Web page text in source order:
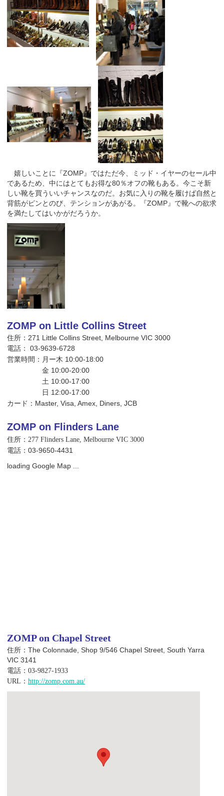
嬉しいことに『ZOMP』ではただ今、ミッド・イヤーのセール中
であるため、中にはとてもお得な80％オフの靴もある。今こそ新
しい靴を買ういいチャンスなのだ。お気に入りの靴を履けば自然と
背筋がピンとのび、テンションがあがる。『ZOMP』で靴への欲求
を満たしてはいかがだろうか。
ZOMP on Little Collins Street
住所：271 Little Collins Street, Melbourne VIC 3000
電話： 03-9639-6728
営業時間：月ー木 10:00-18:00
金 10:00-20:00
土 10:00-17:00
日 12:00-17:00
カード：Master, Visa, Amex, Diners, JCB
ZOMP on Flinders Lane
住所：277 Flinders Lane, Melbourne VIC 3000
電話：03-9650-4431
loading Google Map ...
ZOMP on Chapel Street
住所：The Colonnade, Shop 9/546 Chapel Street, South Yarra
VIC 3141
電話：03-9827-1933
URL： http://zomp.com.au/